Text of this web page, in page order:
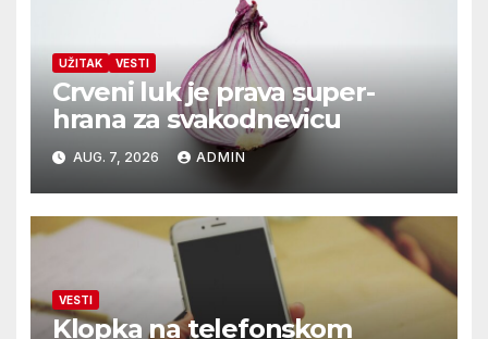
UŽITAK VESTI
Crveni luk je prava super-
hrana za svakodnevicu
AUG. 7, 2026 ADMIN
VESTI
Klopka na telefonskom